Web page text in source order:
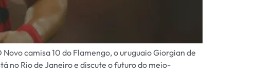
camisa 10 do Flamengo, o uruguaio Giorgian de
no Rio de Janeiro e discute o futuro do meio-